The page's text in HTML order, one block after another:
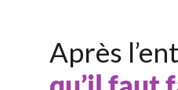
Après